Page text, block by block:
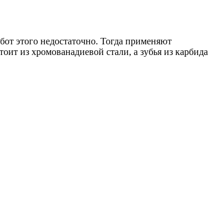
этого недостаточно. Тогда применяют
из хромованадиевой стали, а зубья из карбида